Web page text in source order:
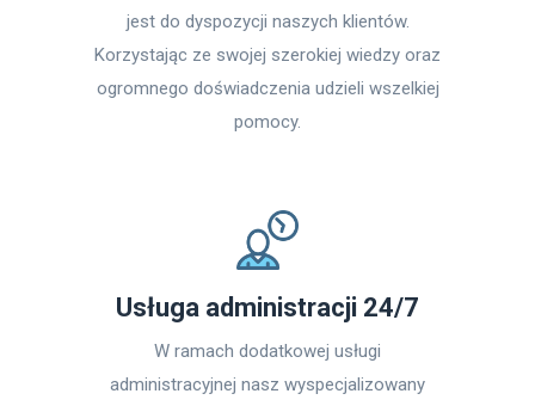
jest do dyspozycji naszych klientów.
Korzystając ze swojej szerokiej wiedzy oraz
ogromnego doświadczenia udzieli wszelkiej
pomocy.
Usługa administracji 24/7
W ramach dodatkowej usługi
administracyjnej nasz wyspecjalizowany